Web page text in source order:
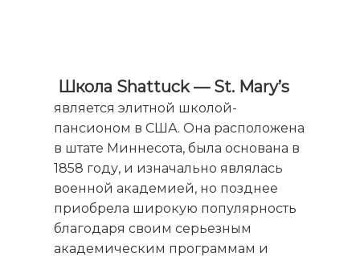
Школа Shattuck — St. Mary’s
является элитной школой-
пансионом в США. Она расположена
в штате Миннесота, была основана в
1858 году, и изначально являлась
военной академией, но позднее
приобрела широкую популярность
благодаря своим серьезным
академическим программам и